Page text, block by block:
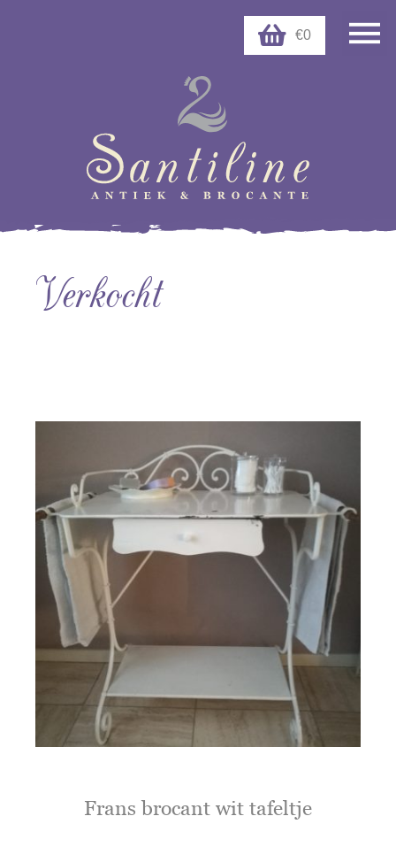
€0
Verkocht
Frans brocant wit tafeltje